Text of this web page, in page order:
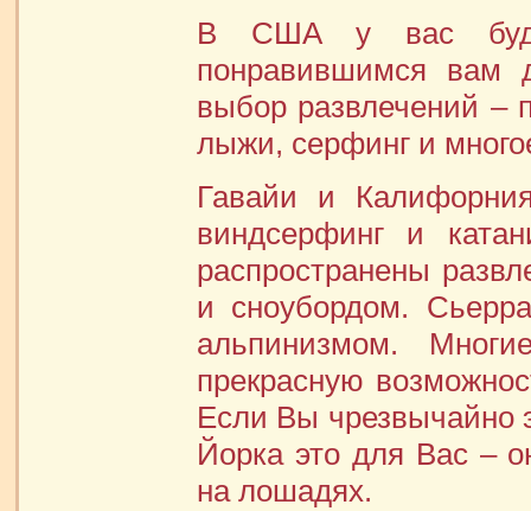
В США у вас
понравившимся вам
выбор развлечений –
лыжи, серфинг и
Гавайи и
виндсерфинг и
распространены
и сноубордом.
альпинизмом.
прекрасную
Если Вы чрезвычайно
Йорка это для Вас –
на лошадях.